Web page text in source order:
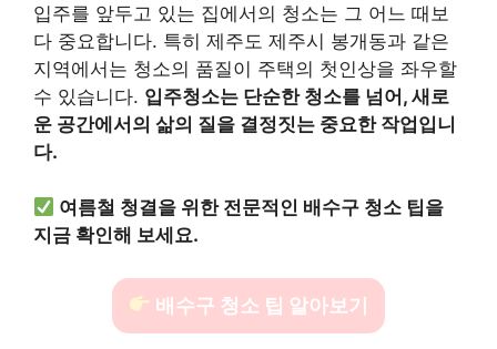
입주를 앞두고 있는 집에서의 청소는 그 어느 때보
다 중요합니다. 특히 제주도 제주시 봉개동과 같은
지역에서는 청소의 품질이 주택의 첫인상을 좌우할
수 있습니다. 입주청소는 단순한 청소를 넘어, 새로
운 공간에서의 삶의 질을 결정짓는 중요한 작업입니
다.
여름철 청결을 위한 전문적인 배수구 청소 팁을
지금 확인해 보세요.
배수구 청소 팁 알아보기